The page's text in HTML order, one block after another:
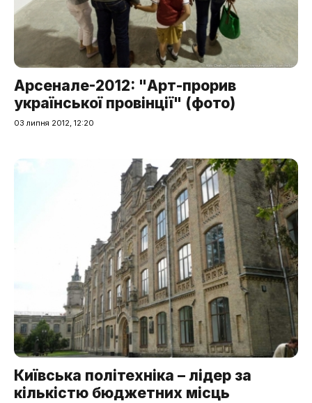
Арсенале-2012: "Арт-прорив
української провінції" (фото)
03 липня 2012, 12:20
Київська політехніка – лідер за
кількістю бюджетних місць